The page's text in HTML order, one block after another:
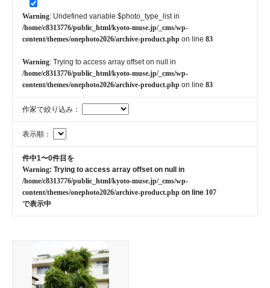
Warning: Undefined variable $photo_type_list in
/home/c8313776/public_html/kyoto-muse.jp/_cms/wp-
content/themes/onephoto2026/archive-product.php on line 83
Warning: Trying to access array offset on null in
/home/c8313776/public_html/kyoto-muse.jp/_cms/wp-
content/themes/onephoto2026/archive-product.php on line 83
作家で絞り込み：
表示順：
件中1〜0件目を
Warning: Trying to access array offset on null in
/home/c8313776/public_html/kyoto-muse.jp/_cms/wp-
content/themes/onephoto2026/archive-product.php on line 107
で表示中